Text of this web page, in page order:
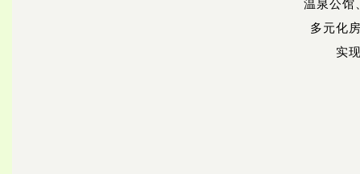
温泉公馆
多元化
实